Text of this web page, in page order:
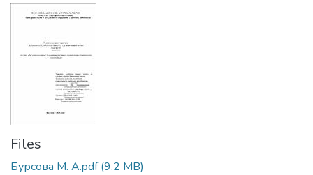
Files
Бурсова М. А.pdf(9.2 MB)